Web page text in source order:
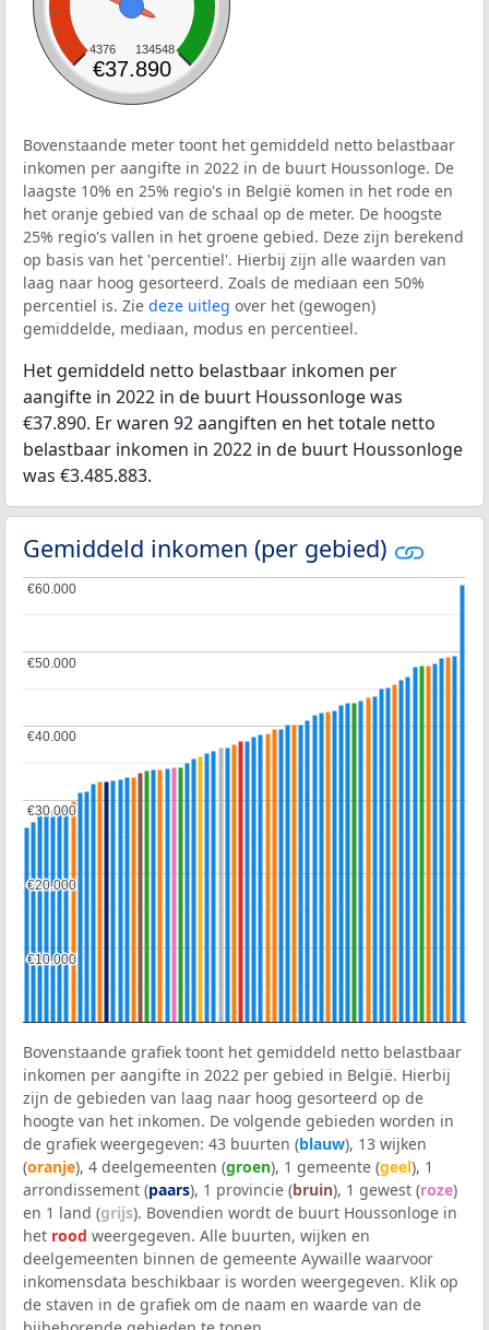
4376 134548
€37.890
Bovenstaande meter toont het gemiddeld netto belastbaar
inkomen per aangifte in 2022 in de buurt Houssonloge. De
laagste 10% en 25% regio's in België komen in het rode en
het oranje gebied van de schaal op de meter. De hoogste
25% regio's vallen in het groene gebied. Deze zijn berekend
op basis van het 'percentiel'. Hierbij zijn alle waarden van
laag naar hoog gesorteerd. Zoals de mediaan een 50%
percentiel is. Zie deze uitleg over het (gewogen)
gemiddelde, mediaan, modus en percentieel.
Het gemiddeld netto belastbaar inkomen per
aangifte in 2022 in de buurt Houssonloge was
€37.890. Er waren 92 aangiften en het totale netto
belastbaar inkomen in 2022 in de buurt Houssonloge
was €3.485.883.
Gemiddeld inkomen (per gebied)
€10.000
€10.000
€20.000
€20.000
€30.000
€30.000
€40.000
€40.000
€50.000
€50.000
€60.000
€60.000
Bovenstaande grafiek toont het gemiddeld netto belastbaar
inkomen per aangifte in 2022 per gebied in België. Hierbij
zijn de gebieden van laag naar hoog gesorteerd op de
hoogte van het inkomen. De volgende gebieden worden in
de grafiek weergegeven: 43 buurten (blauw), 13 wijken
(oranje), 4 deelgemeenten (groen), 1 gemeente (geel), 1
arrondissement (paars), 1 provincie (bruin), 1 gewest (roze)
en 1 land (grijs). Bovendien wordt de buurt Houssonloge in
het rood weergegeven. Alle buurten, wijken en
deelgemeenten binnen de gemeente Aywaille waarvoor
inkomensdata beschikbaar is worden weergegeven. Klik op
de staven in de grafiek om de naam en waarde van de